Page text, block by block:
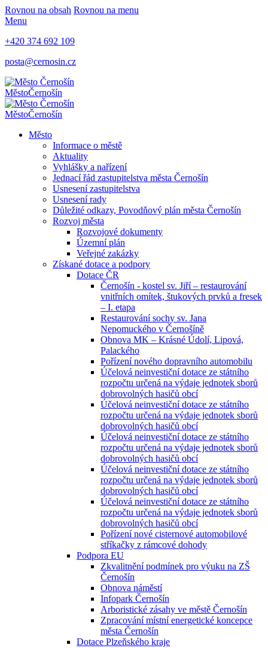
Rovnou na obsah Rovnou na menu
Menu
+420 374 692 109
posta@cernosin.cz
MěstoČernošín
MěstoČernošín
Město
Informace o městě
Aktuality
Vyhlášky a nařízení
Jednací řád zastupitelstva města Černošín
Usnesení zastupitelstva
Usnesení rady
Důležité odkazy, Povodňový plán města Černošín
Rozvoj města
Rozvojové dokumenty
Územní plán
Veřejné zakázky
Získané dotace a podpory
Dotace ČR
Černošín - kostel sv. Jiří – restaurování
vnitřních omítek, štukových prvků a fresek
– I. etapa
Restaurování sochy sv. Jana
Nepomuckého v Černošíně
Obnova MK – Krásné Údolí, Lipová,
Palackého
Pořízení nového dopravního automobilu
Účelová neinvestiční dotace ze státního
rozpočtu určená na výdaje jednotek sborů
dobrovolných hasičů obcí
Účelová neinvestiční dotace ze státního
rozpočtu určená na výdaje jednotek sborů
dobrovolných hasičů obcí
Účelová neinvestiční dotace ze státního
rozpočtu určená na výdaje jednotek sborů
dobrovolných hasičů obcí
Účelová neinvestiční dotace ze státního
rozpočtu určená na výdaje jednotek sborů
dobrovolných hasičů obcí
Účelová neinvestiční dotace ze státního
rozpočtu určená na výdaje jednotek sborů
dobrovolných hasičů obcí
Pořízení nové cisternové automobilové
stříkačky z rámcové dohody
Podpora EU
Zkvalitnění podmínek pro výuku na ZŠ
Černošín
Obnova náměstí
Infopark Černošín
Arboristické zásahy ve městě Černošín
Zpracování místní energetické koncepce
města Černošín
Dotace Plzeňského kraje